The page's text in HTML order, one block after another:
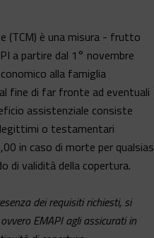
(TCM) è una misura - frutto
a partire dal 1° novembre
alla famiglia
fine di far fronte ad eventuali
assistenziale consiste
legittimi o testamentari
in caso di morte per
di validità della copertura.
dei requisiti richiesti, si
EMAPI agli assicurati in